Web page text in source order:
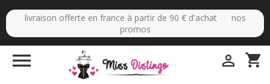
livraison offerte en france à partir de 90 € d'achat nos
promos
 shopping_cart
